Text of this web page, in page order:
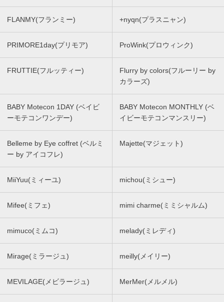
FLANMY(フランミー) +nyqn(プラスニャン)
PRIMORE1day(プリモア) ProWink(プロウィンク)
FRUTTIE(フルッティー)
Flurry by colors(フルーリー by
カラーズ)
BABY Motecon 1DAY (ベイビ
ーモテコンワンデー)
BABY Motecon MONTHLY (ベ
イビーモテコンマンスリー)
Belleme by Eye coffret (ベルミ
ー by アイコフレ)
Majette(マジェット)
MiiYuu(ミィーユ) michou(ミシュー)
Mifee(ミフェ) mimi charme(ミミシャルム)
mimuco(ミムコ) melady(ミレディ)
Mirage(ミラージュ) meilly(メイリー)
MEVILAGE(メビラージュ) MerMer(メルメル)